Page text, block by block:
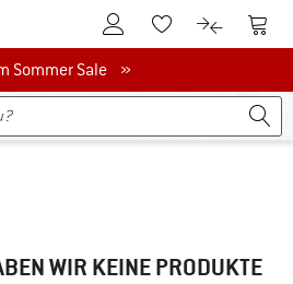
Zum KundenkontoZum Merkzettel.
Zum Zum
Sale
Sommer Sale »
WIR KEINE PRODUKTE